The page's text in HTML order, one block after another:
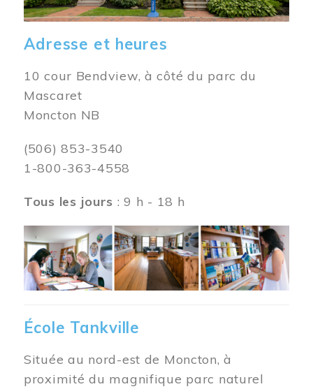
Adresse et heures
10 cour Bendview, à côté du parc du
Mascaret
Moncton NB
(506) 853-3540
1-800-363-4558
Tous les jours : 9 h - 18 h
Image
École Tankville
Située au nord-est de Moncton, à
proximité du magnifique parc naturel